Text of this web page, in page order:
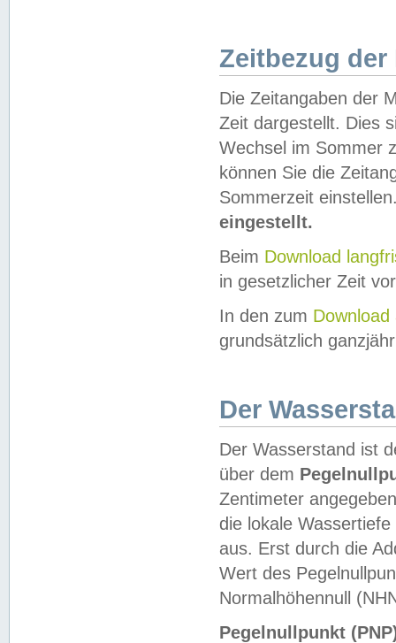
Zeitbezug der
Die Zeitangaben der
Zeit dargestellt. Dies
Wechsel im Sommer
können Sie die
Sommerzeit
eingestellt.
Beim Download
in gesetzlicher Zeit
In den zum Download
grundsätzlich
Der
Der Wasserstand ist
über dem
Zentimeter
die lokale
aus. Erst durch die
Wert des
Normalhöhennull
Pegelnullpunkt